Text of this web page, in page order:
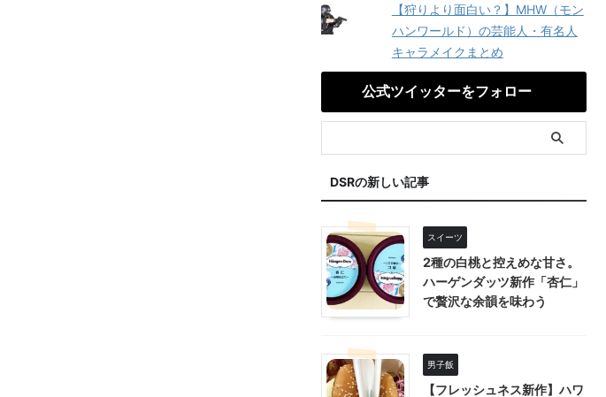
【狩りより面白い？】MHW（モン
ハンワールド）の芸能人・有名人
キャラメイクまとめ
公式ツイッターをフォロー
DSRの新しい記事
スイーツ
2種の白桃と控えめな甘さ。
ハーゲンダッツ新作「杏仁」
で贅沢な余韻を味わう
男子飯
【フレッシュネス新作】ハワ